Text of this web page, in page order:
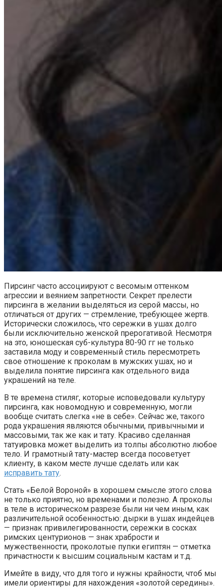
Пирсинг часто ассоциируют с весомым оттенком
агрессии и веянием запретности. Секрет прелести
пирсинга в желании выделяться из серой массы, но
отличаться от других — стремление, требующее жертв.
Исторически сложилось, что сережки в ушах долго
были исключительно женской прерогативой. Несмотря
на это, юношеская суб-культура 80-90 гг не только
заставила моду и современный стиль пересмотреть
свое отношение к проколам в мужских ушах, но и
выделила понятие пирсинга как отдельного вида
украшений на теле.
В те времена стиляг, которые исповедовали культуру
пирсинга, как новомодную и современную, могли
вообще считать слегка «не в себе». Сейчас же, такого
рода украшения являются обычными, привычными и
массовыми, так же как и тату. Красиво сделанная
татуировка может выделить из толпы абсолютно любое
тело. И грамотный тату-мастер всегда посоветует
клиенту, в каком месте лучше сделать или как
исправить тату.
Стать «Белой Вороной» в хорошем смысле этого слова
не только приятно, но временами и полезно. А проколы
в теле в историческом разрезе были ни чем иным, как
различительной особенностью: дырки в ушах индейцев
— признак привилегированности, сережки в сосках
римских центурионов — знак храбрости и
мужественности, проколотые пупки египтян — отметка
причастности к высшим социальным кастам и т.д.
Имейте в виду, что для того и нужны крайности, чтоб мы
имели ориентиры для нахождения «золотой середины».